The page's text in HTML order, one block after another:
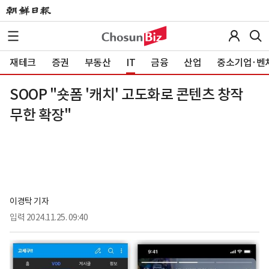
재테크 증권 부동산 IT 금융 산업 중소기업·벤
SOOP "숏폼 '캐치' 고도화로 콘텐츠 창작
무한 확장"
이경탁 기자
입력 2024.11.25. 09:40